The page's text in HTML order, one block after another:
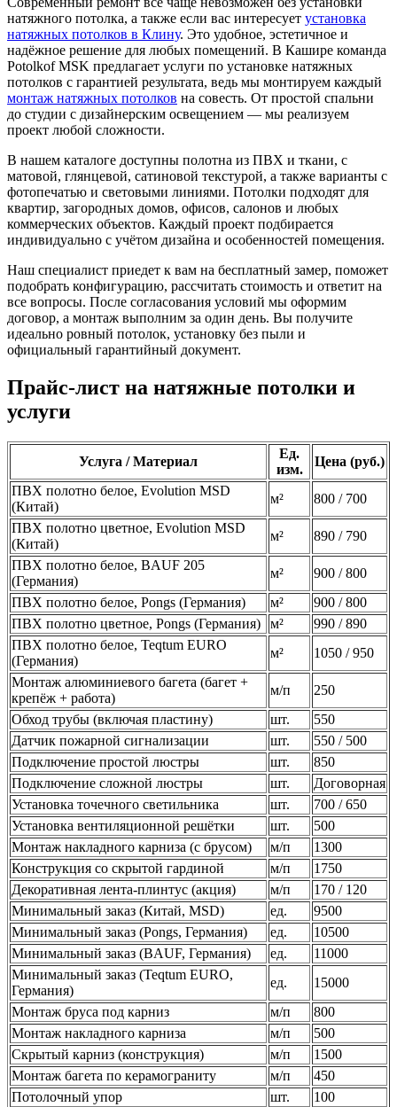
натяжного потолка, а также если вас интересует установка
натяжных потолков в Клину. Это удобное, эстетичное и
надёжное решение для любых помещений. В Кашире команда
Potolkof MSK предлагает услуги по установке натяжных
потолков с гарантией результата, ведь мы монтируем каждый
монтаж натяжных потолков на совесть. От простой спальни
до студии с дизайнерским освещением — мы реализуем
проект любой сложности.
В нашем каталоге доступны полотна из ПВХ и ткани, с
матовой, глянцевой, сатиновой текстурой, а также варианты с
фотопечатью и световыми линиями. Потолки подходят для
квартир, загородных домов, офисов, салонов и любых
коммерческих объектов. Каждый проект подбирается
индивидуально с учётом дизайна и особенностей помещения.
Наш специалист приедет к вам на бесплатный замер, поможет
подобрать конфигурацию, рассчитать стоимость и ответит на
все вопросы. После согласования условий мы оформим
договор, а монтаж выполним за один день. Вы получите
идеально ровный потолок, установку без пыли и
официальный гарантийный документ.
Прайс-лист на натяжные потолки и
услуги
Услуга / Материал
Ед.
изм.
Цена (руб.)
ПВХ полотно белое, Evolution MSD
(Китай)
м²
800 / 700
ПВХ полотно цветное, Evolution MSD
(Китай)
м²
890 / 790
ПВХ полотно белое, BAUF 205
(Германия)
м²
900 / 800
ПВХ полотно белое, Pongs (Германия)
м²
900 / 800
ПВХ полотно цветное, Pongs (Германия)
м²
990 / 890
ПВХ полотно белое, Teqtum EURO
(Германия)
м²
1050 / 950
Монтаж алюминиевого багета (багет +
крепёж + работа)
м/п
250
Обход трубы (включая пластину)
шт.
550
Датчик пожарной сигнализации
шт.
550 / 500
Подключение простой люстры
шт.
850
Подключение сложной люстры
шт.
Договорная
Установка точечного светильника
шт.
700 / 650
Установка вентиляционной решётки
шт.
500
Монтаж накладного карниза (с брусом)
м/п
1300
Конструкция со скрытой гардиной
м/п
1750
Декоративная лента-плинтус (акция)
м/п
170 / 120
Минимальный заказ (Китай, MSD)
ед.
9500
Минимальный заказ (Pongs, Германия)
ед.
10500
Минимальный заказ (BAUF, Германия)
ед.
11000
Минимальный заказ (Teqtum EURO,
Германия)
ед.
15000
Монтаж бруса под карниз
м/п
800
Монтаж накладного карниза
м/п
500
Скрытый карниз (конструкция)
м/п
1500
Монтаж багета по керамограниту
м/п
450
Потолочный упор
шт. 100